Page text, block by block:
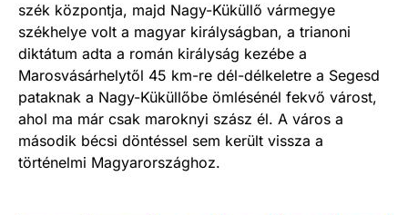
szék központja, majd Nagy-Küküllő vármegye
székhelye volt a magyar királyságban, a trianoni
diktátum adta a román királyság kezébe a
Marosvásárhelytől 45 km-re dél-délkeletre a Segesd
pataknak a Nagy-Küküllőbe ömlésénél fekvő várost,
ahol ma már csak maroknyi szász él. A város a
második bécsi döntéssel sem került vissza a
történelmi Magyarországhoz.